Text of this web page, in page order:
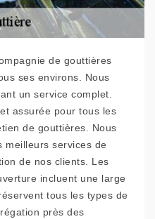
de gouttières
ses environs. Nous
un service complet.
assurée pour tous les
de gouttières. Nous
meilleurs services de
de nos clients. Les
incluent une large
tous les types de
près des